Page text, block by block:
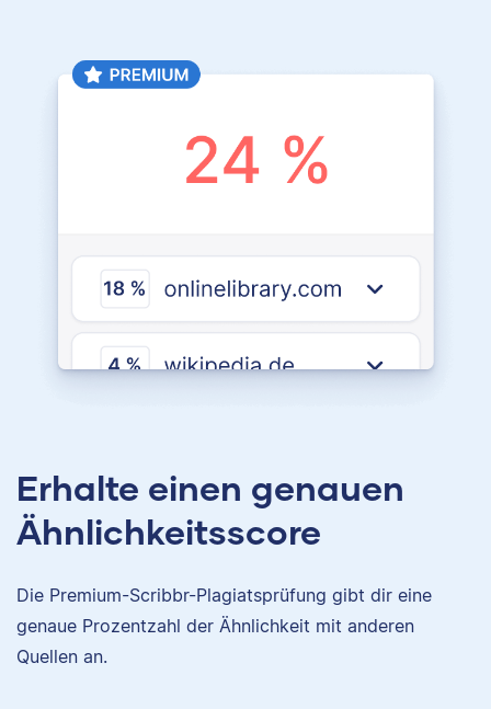
Erhalte einen genauen
Ähnlichkeitsscore
Die Premium-Scribbr-Plagiatsprüfung gibt dir eine
genaue Prozentzahl der Ähnlichkeit mit anderen
Quellen an.